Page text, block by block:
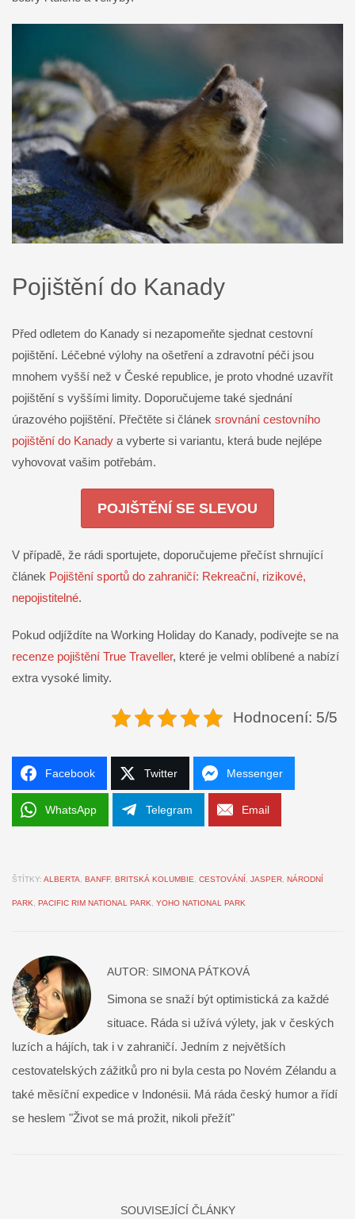
Pojištění do Kanady
Před odletem do Kanady si nezapomeňte sjednat cestovní
pojištění. Léčebné výlohy na ošetření a zdravotní péči jsou
mnohem vyšší než v České republice, je proto vhodné uzavřít
pojištění s vyššími limity. Doporučujeme také sjednání
úrazového pojištění. Přečtěte si článek srovnání cestovního
pojištění do Kanady a vyberte si variantu, která bude nejlépe
vyhovovat vašim potřebám.
POJIŠTĚNÍ SE SLEVOU
V případě, že rádi sportujete, doporučujeme přečíst shrnující
článek Pojištění sportů do zahraničí: Rekreační, rizikové,
nepojistitelné.
Pokud odjíždíte na Working Holiday do Kanady, podívejte se na
recenze pojištění True Traveller, které je velmi oblíbené a nabízí
extra vysoké limity.
Hodnocení: 5/5
Facebook Twitter Messenger
WhatsApp Telegram Email
ŠTÍTKY: ALBERTA BANFF, BRITSKÁ KOLUMBIE CESTOVÁNÍ JASPER NÁRODNÍ
PARK PACIFIC RIM NATIONAL PARK YOHO NATIONAL PARK
AUTOR: SIMONA PÁTKOVÁ
Simona se snaží být optimistická za každé
situace. Ráda si užívá výlety, jak v českých
luzích a hájích, tak i v zahraničí. Jedním z největších
cestovatelských zážitků pro ni byla cesta po Novém Zélandu a
také měsíční expedice v Indonésii. Má ráda český humor a řídí
se heslem "Život se má prožit, nikoli přežít"
SOUVISEJÍCÍ ČLÁNKY